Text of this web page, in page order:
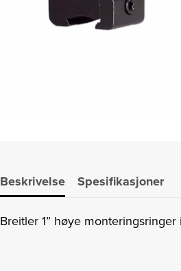
Beskrivelse Spesifikasjoner
Breitler 1” høye